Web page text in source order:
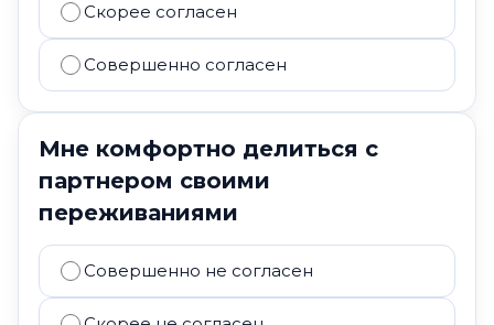
Скорее согласен
Совершенно согласен
Мне комфортно делиться с
партнером своими
переживаниями
Совершенно не согласен